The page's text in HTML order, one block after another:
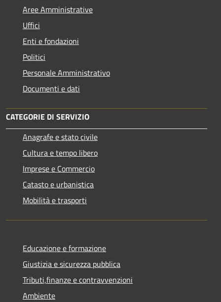
Aree Amministrative
Uffici
Enti e fondazioni
Politici
Personale Amministrativo
Documenti e dati
CATEGORIE DI SERVIZIO
Anagrafe e stato civile
Cultura e tempo libero
Imprese e Commercio
Catasto e urbanistica
Mobilità e trasporti
Educazione e formazione
Giustizia e sicurezza pubblica
Tributi,finanze e contravvenzioni
Ambiente